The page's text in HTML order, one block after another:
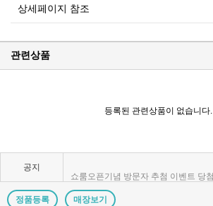
상세페이지 참조
관련상품
등록된 관련상품이 없습니다.
공지
KPP 쇼룸 강의장 무료 대관
제1회 티티아티산 사진공모전 결과발표
정품등록 매장보기